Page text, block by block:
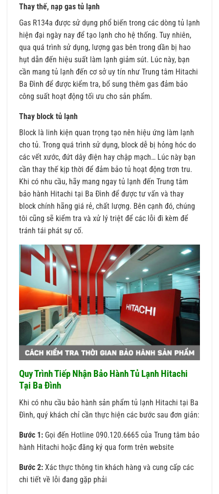
Thay thế, nạp gas tủ lạnh
Gas R134a được sử dụng phổ biến trong các dòng tủ lạnh
hiện đại ngày nay để tạo lạnh cho hệ thống. Tuy nhiên,
qua quá trình sử dụng, lượng gas bên trong dần bị hao
hụt dẫn đến hiệu suất làm lạnh giảm sút. Lúc này, bạn
cần mang tủ lạnh đến cơ sở uy tín như Trung tâm Hitachi
Ba Đình để được kiểm tra, bổ sung thêm gas đảm bảo
công suất hoạt động tối ưu cho sản phẩm.
Thay block tủ lạnh
Block là linh kiện quan trọng tạo nên hiệu ứng làm lạnh
cho tủ. Trong quá trình sử dụng, block dễ bị hỏng hóc do
các vết xước, đứt dây điện hay chập mạch… Lúc này bạn
cần thay thế kịp thời để đảm bảo tủ hoạt động trơn tru.
Khi có nhu cầu, hãy mang ngay tủ lạnh đến Trung tâm
bảo hành Hitachi tại Ba Đình để được tư vấn và thay
block chính hãng giá rẻ, chất lượng. Bên cạnh đó, chúng
tôi cũng sẽ kiểm tra và xử lý triệt để các lỗi đi kèm để
tránh tái phát sự cố.
Quy Trình Tiếp Nhận Bảo Hành Tủ Lạnh Hitachi
Tại Ba Đình
Khi có nhu cầu bảo hành sản phẩm tủ lạnh Hitachi tại Ba
Đình, quý khách chỉ cần thực hiện các bước sau đơn giản:
Bước 1: Gọi đến Hotline 090.120.6665 của Trung tâm bảo
hành Hitachi hoặc đăng ký qua form trên website
Bước 2: Xác thực thông tin khách hàng và cung cấp các
chi tiết về lỗi đang gặp phải